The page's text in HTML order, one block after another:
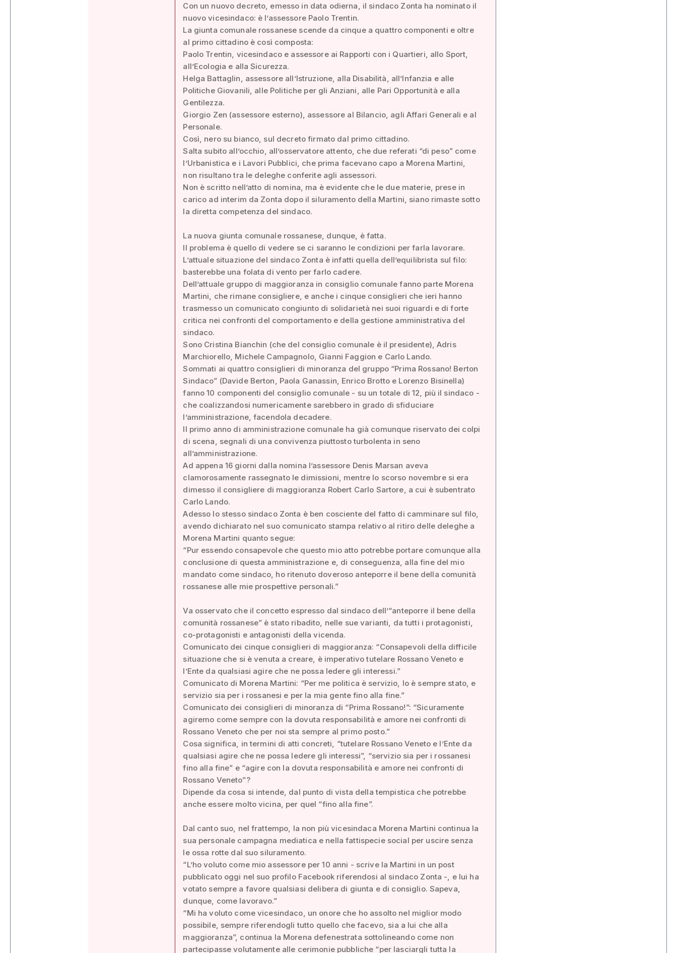
Con un nuovo decreto, emesso in data odierna, il sindaco Zonta ha nominato il
nuovo vicesindaco: è l’assessore Paolo Trentin.
La giunta comunale rossanese scende da cinque a quattro componenti e oltre
al primo cittadino è così composta:
Paolo Trentin, vicesindaco e assessore ai Rapporti con i Quartieri, allo Sport,
all’Ecologia e alla Sicurezza.
Helga Battaglin, assessore all’Istruzione, alla Disabilità, all’Infanzia e alle
Politiche Giovanili, alle Politiche per gli Anziani, alle Pari Opportunità e alla
Gentilezza.
Giorgio Zen (assessore esterno), assessore al Bilancio, agli Affari Generali e al
Personale.
Così, nero su bianco, sul decreto firmato dal primo cittadino.
Salta subito all’occhio, all’osservatore attento, che due referati “di peso” come
l’Urbanistica e i Lavori Pubblici, che prima facevano capo a Morena Martini,
non risultano tra le deleghe conferite agli assessori.
Non è scritto nell’atto di nomina, ma è evidente che le due materie, prese in
carico ad interim da Zonta dopo il siluramento della Martini, siano rimaste sotto
la diretta competenza del sindaco.
La nuova giunta comunale rossanese, dunque, è fatta.
Il problema è quello di vedere se ci saranno le condizioni per farla lavorare.
L’attuale situazione del sindaco Zonta è infatti quella dell’equilibrista sul filo:
basterebbe una folata di vento per farlo cadere.
Dell’attuale gruppo di maggioranza in consiglio comunale fanno parte Morena
Martini, che rimane consigliere, e anche i cinque consiglieri che ieri hanno
trasmesso un comunicato congiunto di solidarietà nei suoi riguardi e di forte
critica nei confronti del comportamento e della gestione amministrativa del
sindaco.
Sono Cristina Bianchin (che del consiglio comunale è il presidente), Adris
Marchiorello, Michele Campagnolo, Gianni Faggion e Carlo Lando.
Sommati ai quattro consiglieri di minoranza del gruppo “Prima Rossano! Berton
Sindaco” (Davide Berton, Paola Ganassin, Enrico Brotto e Lorenzo Bisinella)
fanno 10 componenti del consiglio comunale - su un totale di 12, più il sindaco -
che coalizzandosi numericamente sarebbero in grado di sfiduciare
l’amministrazione, facendola decadere.
Il primo anno di amministrazione comunale ha già comunque riservato dei colpi
di scena, segnali di una convivenza piuttosto turbolenta in seno
all’amministrazione.
Ad appena 16 giorni dalla nomina l’assessore Denis Marsan aveva
clamorosamente rassegnato le dimissioni, mentre lo scorso novembre si era
dimesso il consigliere di maggioranza Robert Carlo Sartore, a cui è subentrato
Carlo Lando.
Adesso lo stesso sindaco Zonta è ben cosciente del fatto di camminare sul filo,
avendo dichiarato nel suo comunicato stampa relativo al ritiro delle deleghe a
Morena Martini quanto segue:
“Pur essendo consapevole che questo mio atto potrebbe portare comunque alla
conclusione di questa amministrazione e, di conseguenza, alla fine del mio
mandato come sindaco, ho ritenuto doveroso anteporre il bene della comunità
rossanese alle mie prospettive personali.”
Va osservato che il concetto espresso dal sindaco dell’“anteporre il bene della
comunità rossanese” è stato ribadito, nelle sue varianti, da tutti i protagonisti,
co-protagonisti e antagonisti della vicenda.
Comunicato dei cinque consiglieri di maggioranza: “Consapevoli della difficile
situazione che si è venuta a creare, è imperativo tutelare Rossano Veneto e
l’Ente da qualsiasi agire che ne possa ledere gli interessi.”
Comunicato di Morena Martini: “Per me politica è servizio, lo è sempre stato, e
servizio sia per i rossanesi e per la mia gente fino alla fine.”
Comunicato dei consiglieri di minoranza di “Prima Rossano!”: “Sicuramente
agiremo come sempre con la dovuta responsabilità e amore nei confronti di
Rossano Veneto che per noi sta sempre al primo posto.”
Cosa significa, in termini di atti concreti, “tutelare Rossano Veneto e l’Ente da
qualsiasi agire che ne possa ledere gli interessi”, “servizio sia per i rossanesi
fino alla fine” e “agire con la dovuta responsabilità e amore nei confronti di
Rossano Veneto”?
Dipende da cosa si intende, dal punto di vista della tempistica che potrebbe
anche essere molto vicina, per quel “fino alla fine”.
Dal canto suo, nel frattempo, la non più vicesindaca Morena Martini continua la
sua personale campagna mediatica e nella fattispecie social per uscire senza
le ossa rotte dal suo siluramento.
“L’ho voluto come mio assessore per 10 anni - scrive la Martini in un post
pubblicato oggi nel suo profilo Facebook riferendosi al sindaco Zonta -, e lui ha
votato sempre a favore qualsiasi delibera di giunta e di consiglio. Sapeva,
dunque, come lavoravo.”
“Mi ha voluto come vicesindaco, un onore che ho assolto nel miglior modo
possibile, sempre riferendogli tutto quello che facevo, sia a lui che alla
maggioranza”, continua la Morena defenestrata sottolineando come non
partecipasse volutamente alle cerimonie pubbliche “per lasciargli tutta la